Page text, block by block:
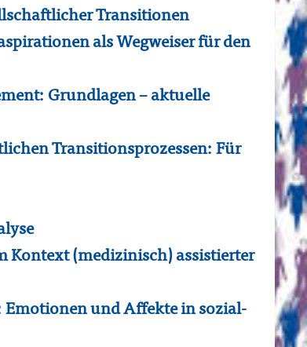
Transitionen
als Wegweiser für den
Grundlagen – aktuelle
Transitionsprozessen: Für
Kontext (medizinisch) assistierter
und Affekte in sozial-